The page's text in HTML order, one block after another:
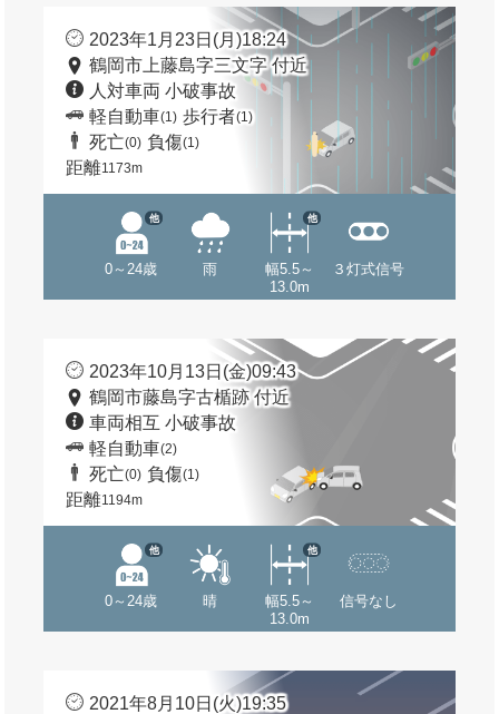
2023年1月23日(月)18:24
鶴岡市上藤島字三文字 付近
人対車両 小破事故
軽自動車(1) 歩行者(1)
死亡(0) 負傷(1)
距離1173m
0～24歳
他
雨
幅5.5～
13.0m
他
３灯式信号
2023年10月13日(金)09:43
鶴岡市藤島字古楯跡 付近
車両相互 小破事故
軽自動車(2)
死亡(0) 負傷(1)
距離1194m
0～24歳
他
晴
幅5.5～
13.0m
他
信号なし
2021年8月10日(火)19:35